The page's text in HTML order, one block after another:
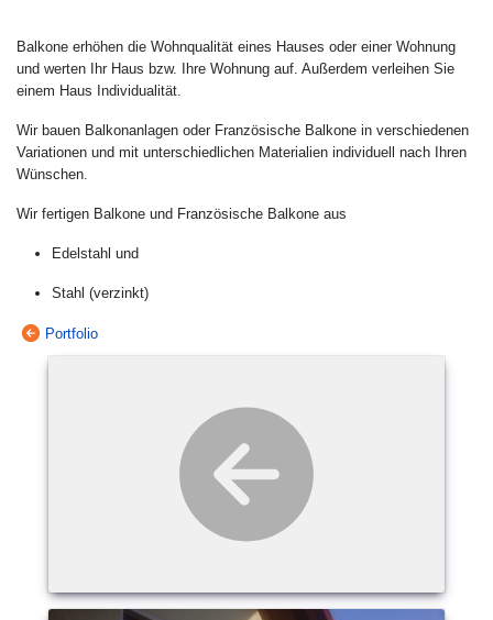
Balkone erhöhen die Wohnqualität eines Hauses oder einer Wohnung
und werten Ihr Haus bzw. Ihre Wohnung auf. Außerdem verleihen Sie
einem Haus Individualität.
Wir bauen Balkonanlagen oder Französische Balkone in verschiedenen
Variationen und mit unterschiedlichen Materialien individuell nach Ihren
Wünschen.
Wir fertigen Balkone und Französische Balkone aus
Edelstahl und
Stahl (verzinkt)
Portfolio